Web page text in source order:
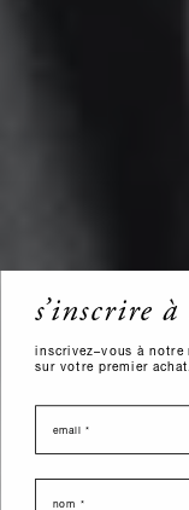
s’inscrire
inscrivez–vous à
sur votre premier achat.
email
nome